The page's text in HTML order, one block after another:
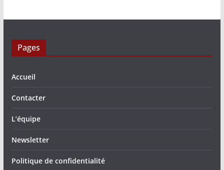
Pages
Accueil
Contacter
L’équipe
Newsletter
Politique de confidentialité